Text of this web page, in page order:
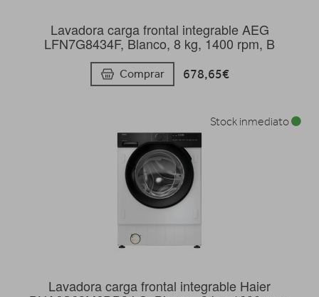
Lavadora carga frontal integrable AEG
LFN7G8434F, Blanco, 8 kg, 1400 rpm, B
Comprar 678,65€
Lavadora carga frontal integrable Haier
Stock inmediato